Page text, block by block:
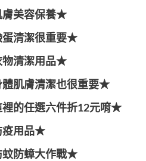
美容保養★
清潔很重要★
清潔用品★
肌膚清潔也很重要★
的任選六件折12元唷★
用品★
防蟑大作戰★